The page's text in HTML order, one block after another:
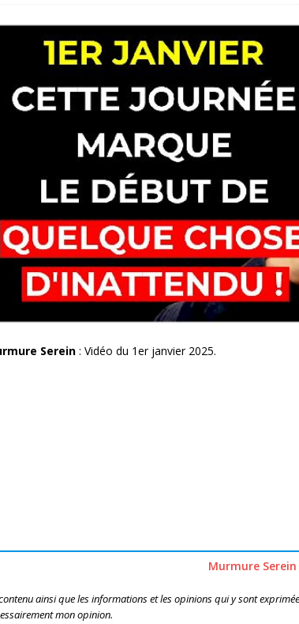
Serein : Vidéo du 1er janvier 2025.
Murmure Serein
ainsi que les informations et les opinions qui y sont
mon opinion.